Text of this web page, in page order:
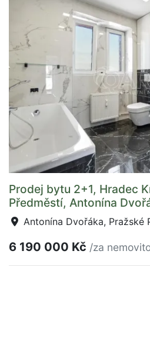
Prodej bytu 2+1, Hradec
Předměstí, Antonína
Antonína Dvořáka, Pražské
6 190 000 Kč /za